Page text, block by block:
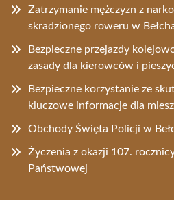
Zatrzymanie mężczyzn z
skradzionego roweru w
Bezpieczne przejazdy
zasady dla kierowców i
Bezpieczne korzystanie ze
kluczowe informacje dla
Obchody Święta Policji w
Życzenia z okazji 107.
Państwowej